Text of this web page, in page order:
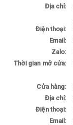
Địa chỉ:
Điện thoại:
Email:
Zalo:
Thời gian mở cửa:
Cửa hàng:
Địa chỉ:
Điện thoại:
Email: